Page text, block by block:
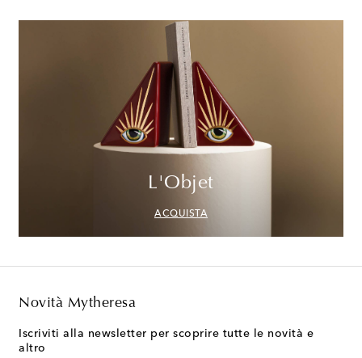
L'Objet
ACQUISTA
Novità Mytheresa
Iscriviti alla newsletter per scoprire tutte le novità e
altro